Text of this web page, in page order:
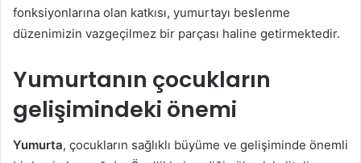
fonksiyonlarına olan katkısı, yumurtayı beslenme
düzenimizin vazgeçilmez bir parçası haline getirmektedir.
Yumurtanın çocukların
gelişimindeki önemi
Yumurta, çocukların sağlıklı büyüme ve gelişiminde önemli